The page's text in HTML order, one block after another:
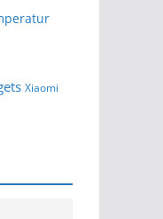
Xiaomi